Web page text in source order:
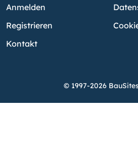
Anmelden
Registrieren
Kontakt
© 1997-2026